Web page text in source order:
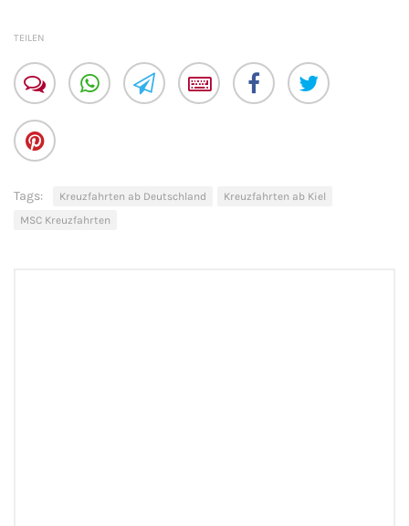
TEILEN
Tags: Kreuzfahrten ab Deutschland
Kreuzfahrten ab Kiel
MSC Kreuzfahrten